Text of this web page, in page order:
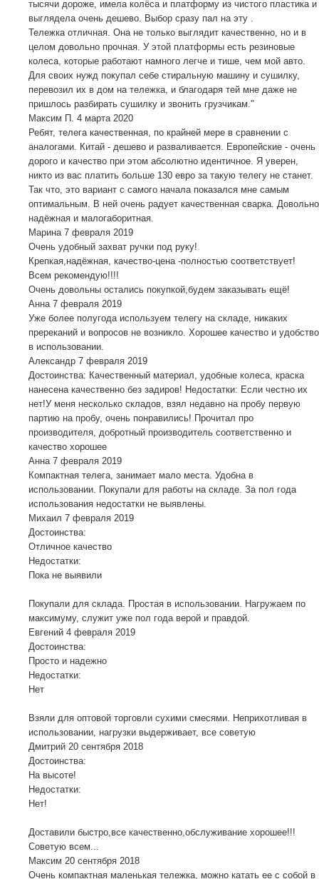
тысячи дороже, имела колёса и платформу из чистого пластика и
выглядела очень дешево. Выбор сразу пал на эту .
Тележка отличная. Она не только выглядит качественно, но и в
целом довольно прочная. У этой платформы есть резиновые
колеса, которые работают намного легче и тише, чем мой авто.
Для своих нужд покупал себе стиральную машину и сушилку,
перевозил их в дом на тележка, и благодаря тей мне даже не
пришлось разбирать сушилку и звонить грузчикам."
Максим П.
4 марта 2020
Ребят, телега качественная, по крайней мере в сравнении с
аналогами. Китай - дешево и разваливается. Европейские - очень
дорого и качество при этом абсолютно идентичное. Я уверен,
никто из вас платить больше 130 евро за такую телегу не станет.
Так что, это вариант с самого начала показался мне самым
оптимальным. В ней очень радует качественная сварка. Довольно
надёжная и малогаборитная.
Марина 7 февраля 2019
Очень удобный захват ручки под руку!
Крепкая,надёжная, качество-цена -полностью соответствует!
Всем рекомендую!!!!
Очень довольны остались покупкой,будем заказывать ещё!
Анна 7 февраля 2019
Уже более полугода используем телегу на складе, никаких
пререканий и вопросов не возникло. Хорошее качество и удобство
в использовании.
Александр 7 февраля 2019
Достоинства: Качественный материал, удобные колеса, краска
нанесена качественно без задиров! Недостатки: Если честно их
нет!У меня несколько складов, взял недавно на пробу первую
партию на пробу, очень понравились! Прочитал про
производителя, добротный производитель соответственно и
качество хорошее
Анна 7 февраля 2019
Компактная телега, занимает мало места. Удобна в
использовании. Покупали для работы на складе. За пол года
использования недостатки не выявлены.
Михаил 7 февраля 2019
Достоинства:
Отличное качество
Недостатки:
Пока не выявили
Покупали для склада. Простая в использовании. Нагружаем по
максимуму, служит уже пол года верой и правдой.
Евгений 4 февраля 2019
Достоинства:
Просто и надежно
Недостатки:
Нет
Взяли для оптовой торговли сухими смесями. Неприхотливая в
использовании, нагрузки выдерживает, все советую
Дмитрий 20 сентября 2018
Достоинства:
На высоте!
Недостатки:
Нет!
Доставили быстро,все качественно,обслуживание хорошее!!!
Советую всем...
Максим 20 сентября 2018
Очень компактная маленькая тележка, можно катать ее с собой в